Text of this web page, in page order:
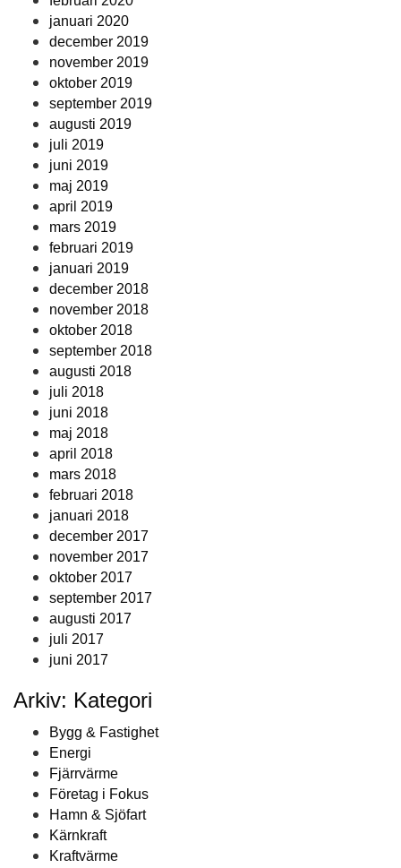
januari 2020
december 2019
november 2019
oktober 2019
september 2019
augusti 2019
juli 2019
juni 2019
maj 2019
april 2019
mars 2019
februari 2019
januari 2019
december 2018
november 2018
oktober 2018
september 2018
augusti 2018
juli 2018
juni 2018
maj 2018
april 2018
mars 2018
februari 2018
januari 2018
december 2017
november 2017
oktober 2017
september 2017
augusti 2017
juli 2017
juni 2017
Arkiv: Kategori
Bygg & Fastighet
Energi
Fjärrvärme
Företag i Fokus
Hamn & Sjöfart
Kärnkraft
Kraftvärme